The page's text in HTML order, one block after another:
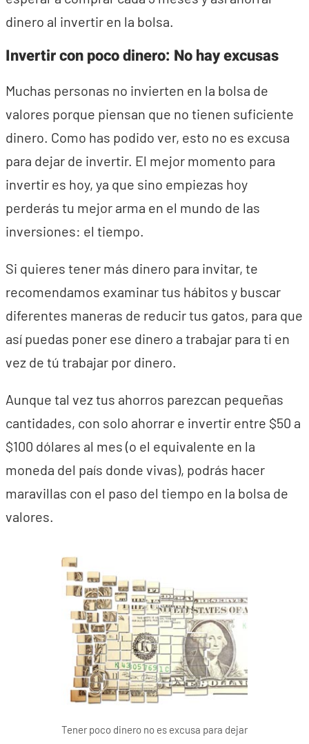
dinero al invertir en la bolsa.
Invertir con poco dinero: No hay excusas
Muchas personas no invierten en la bolsa de
valores porque piensan que no tienen suficiente
dinero. Como has podido ver, esto no es excusa
para dejar de invertir. El mejor momento para
invertir es hoy, ya que sino empiezas hoy
perderás tu mejor arma en el mundo de las
inversiones: el tiempo.
Si quieres tener más dinero para invitar, te
recomendamos examinar tus hábitos y buscar
diferentes maneras de reducir tus gatos, para que
así puedas poner ese dinero a trabajar para ti en
vez de tú trabajar por dinero.
Aunque tal vez tus ahorros parezcan pequeñas
cantidades, con solo ahorrar e invertir entre $50 a
$100 dólares al mes (o el equivalente en la
moneda del país donde vivas), podrás hacer
maravillas con el paso del tiempo en la bolsa de
valores.
Tener poco dinero no es excusa para dejar